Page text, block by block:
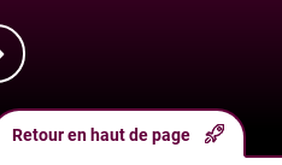
Retour en haut de page